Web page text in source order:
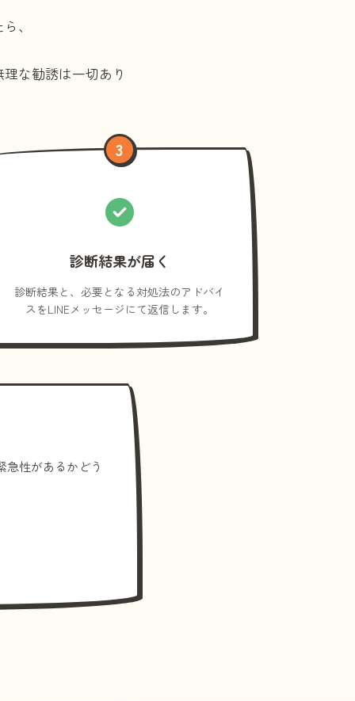
、
理な勧誘は一切あり
3
診断結果が届く
診断結果と、必要となる対処法のアドバイ
スをLINEメッセージにて返信します。
性があるかどう